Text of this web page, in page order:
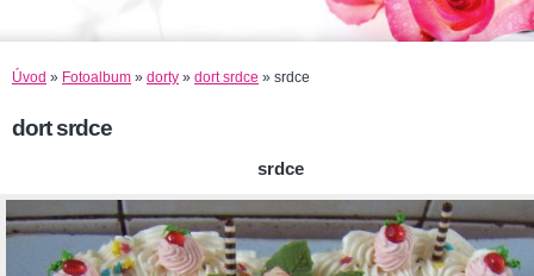
Úvod » Fotoalbum » dorty » dort srdce » srdce
dort srdce
srdce